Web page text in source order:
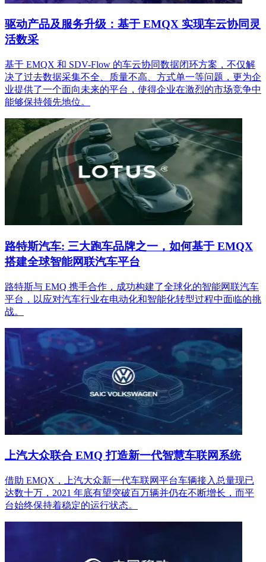
驱动产品及服务升级：基于 EMQX 实现车云协同灵
活数采
基于 EMQX 和 SDV-Flow 的车云协同数据闭环方案，不仅解
决了过去数据采集不全、质量不高、方式单一等问题，更为企
业提供了一个面向未来的平台，使得企业在激烈的市场竞争中
能够保持领先地位。
路特斯汽车: 三大跑车品牌之一，如何基于 EMQX
搭建全球智能网联汽车平台
路特斯与 EMQ 携手合作，成功构建了全球化的智能网联汽车
平台，以应对汽车行业在电动化和智能化转型过程中面临的挑
战。
上汽大众联合 EMQ 打造新一代智慧车联网系统
借助 EMQX，上汽大众新一代车联网平台车辆接入总量现已
达数十万，2021 年底有望突破百万辆并仍在不断增长，而平
台始终保持着稳定的运行状态。